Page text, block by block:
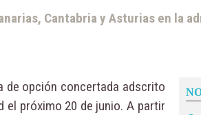
Cantabria y Asturias en la
de opción concertada adscrito
el próximo 20 de junio. A partir